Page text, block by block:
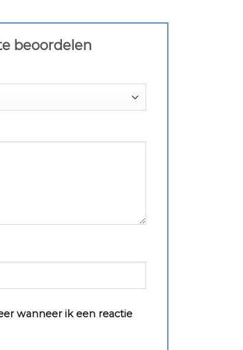
beoordelen
wanneer ik een reactie